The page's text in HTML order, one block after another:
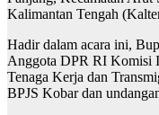
Kalimantan Tengah
Hadir dalam acara ini,
Anggota DPR RI Komisi
Tenaga Kerja dan
BPJS Kobar dan